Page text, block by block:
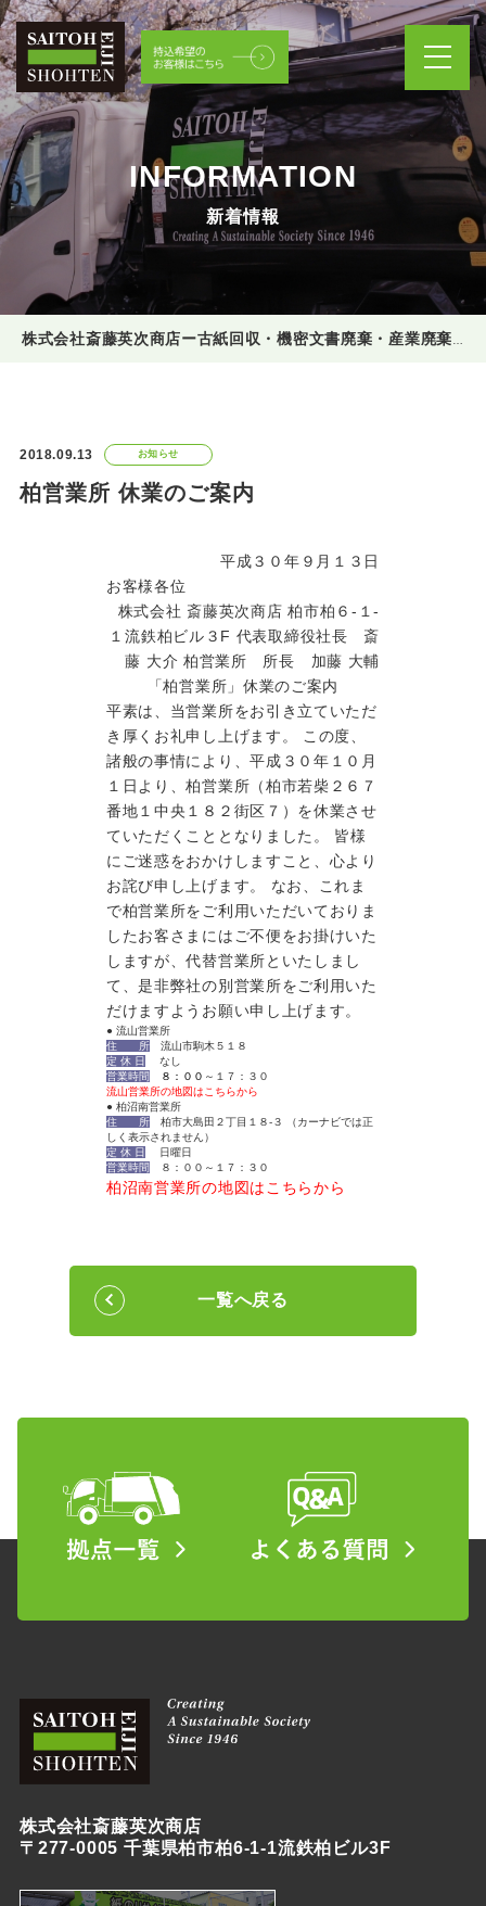
INFORMATION
新着情報
2018.09.13 お知らせ
柏営業所 休業のご案内
平成３０年９月１３日
お客様各位
株式会社 斎藤英次商店 柏市柏６-１-
１流鉄柏ビル３F 代表取締役社長 斎
藤 大介 柏営業所 所長 加藤 大輔
「柏営業所」休業のご案内
平素は、当営業所をお引き立ていただ
き厚くお礼申し上げます。 この度、
諸般の事情により、平成３０年１０月
１日より、柏営業所（柏市若柴２６７
番地１中央１８２街区７）を休業させ
ていただくこととなりました。 皆様
にご迷惑をおかけしますこと、心より
お詫び申し上げます。 なお、これま
で柏営業所をご利用いただいておりま
したお客さまにはご不便をお掛けいた
しますが、代替営業所といたしまし
て、是非弊社の別営業所をご利用いた
だけますようお願い申し上げます。
● 流山営業所
住 所
流山市駒木５１８
定 休 日
なし
営業時間
８ ：００ ～１７：３０
流山営業所の地図はこちらから
● 柏沼南営業所
住 所
柏市大島田２丁目１８-３ （カーナビでは正
しく表示されません）
定 休 日
日曜日
営業時間
８：００～１７：３０
柏沼南営業所の地図はこちらから
一覧へ戻る
株式会社斎藤英次商店
〒277-0005 千葉県柏市柏6-1-1流鉄柏ビル3F